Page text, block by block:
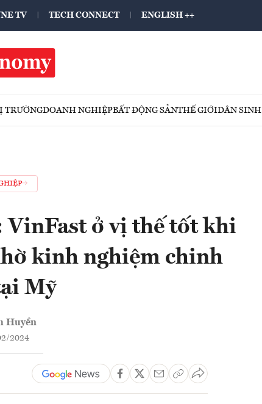
TV TECH CONNECT ENGLISH ++
TRƯỜNGDOANH NGHIỆPBẤT ĐỘNG SẢNTHẾ GIỚIDÂN SINH
ở vị thế tốt khi
kinh nghiệm chinh
Mỹ
Huyền
2024